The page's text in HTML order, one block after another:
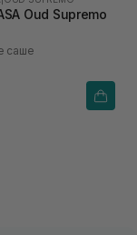
Oud Supremo
саше